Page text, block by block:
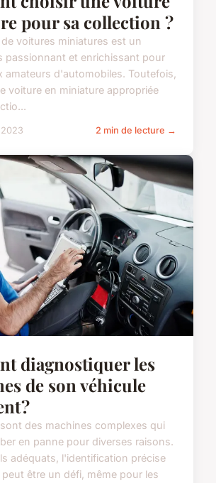
pour sa collection ?
voitures miniatures est un
passionnant et enrichissant pour
amateurs d'automobiles. Toutefois,
voiture en miniature appropriée
2 min de lecture →
diagnostiquer les
de son véhicule
?
des machines complexes qui
en panne pour diverses raisons.
adéquats, l'identification précise
être un défi, même pour les